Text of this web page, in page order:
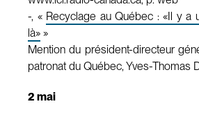
-, « Recyclage au Québec : «Il y a
là» »
Mention du président-directeur
patronat du Québec, Yves-Thomas
2 mai